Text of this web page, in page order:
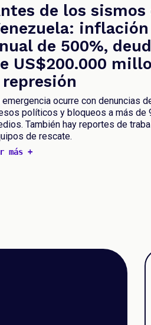
de los sismos
inflación
de 500%,
US$200.000
represión
emergencia ocurre con denuncias
políticos y bloqueos a más de
También hay reportes de
de rescate.
más +